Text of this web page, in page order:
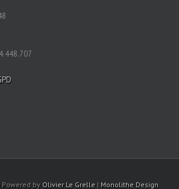
by Olivier Le Grelle | Monolithe Design